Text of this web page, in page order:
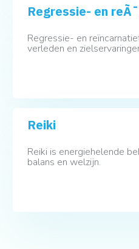
Regressie- en
Regressie- en
verleden en
Reiki
Reiki is energiehelende
balans en welzijn.